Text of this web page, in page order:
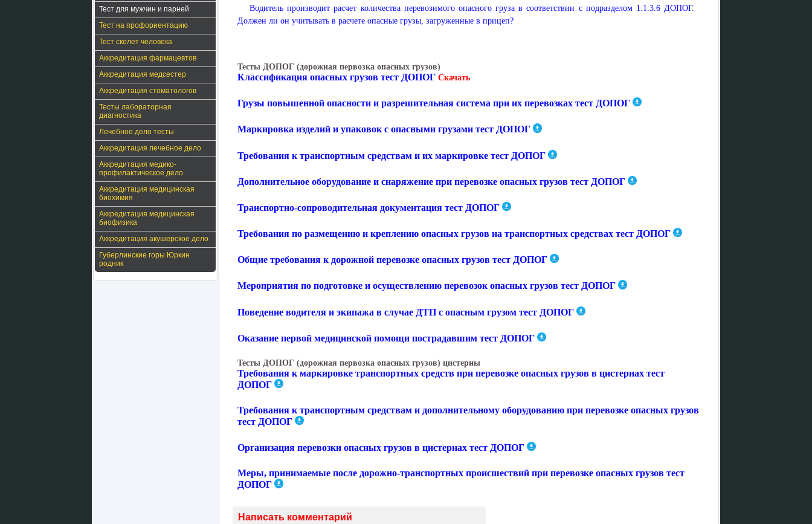
Тест для мужчин и парней
Тест на профориентацию
Тест скелет человека
Аккредитация фармацевтов
Аккредитация медсестер
Аккредитация стоматологов
Тесты лабораторная
диагностика
Лечебное дело тесты
Аккредитация лечебное дело
Аккредитация медико-
профилактическое дело
Аккредитация медицинская
биохимия
Аккредитация медицинская
биофизика
Аккредитация акушерское дело
Губерлинские горы Юркин
родник
Водитель производит расчет количества перевозимого опасного груза в соответствии с подразделом 1.1.3.6 ДОПОГ.
Должен ли он учитывать в расчете опасные грузы, загруженные в прицеп?
Тесты ДОПОГ (дорожная первозка опасных грузов)
Классификация опасных грузов тест ДОПОГ Скачать
Грузы повышенной опасности и разрешительная система при их перевозках тест ДОПОГ
Маркировка изделий и упаковок с опасными грузами тест ДОПОГ
Требования к транспортным средствам и их маркировке тест ДОПОГ
Дополнительное оборудование и снаряжение при перевозке опасных грузов тест ДОПОГ
Транспортно-сопроводительная документация тест ДОПОГ
Требования по размещению и креплению опасных грузов на транспортных средствах тест ДОПОГ
Общие требования к дорожной перевозке опасных грузов тест ДОПОГ
Мероприятия по подготовке и осуществлению перевозок опасных грузов тест ДОПОГ
Поведение водителя и экипажа в случае ДТП с опасным грузом тест ДОПОГ
Оказание первой медицинской помощи пострадавшим тест ДОПОГ
Тесты ДОПОГ (дорожная первозка опасных грузов) цистерны
Требования к маркировке транспортных средств при перевозке опасных грузов в цистернах тест
ДОПОГ
Требования к транспортным средствам и дополнительному оборудованию при перевозке опасных грузов
тест ДОПОГ
Организация перевозки опасных грузов в цистернах тест ДОПОГ
Меры, принимаемые после дорожно-транспортных происшествий при перевозке опасных грузов тест
ДОПОГ
Написать комментарий